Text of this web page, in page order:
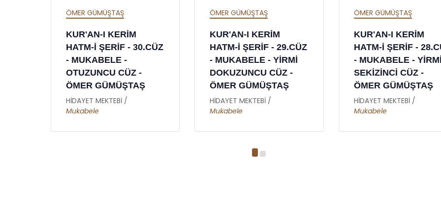
ÖMER GÜMÜŞTAŞ
KUR'AN-I KERİM
HATM-İ ŞERİF - 29.CÜZ
- MUKABELE - YİRMİ
DOKUZUNCU CÜZ -
ÖMER GÜMÜŞTAŞ
HİDAYET MEKTEBİ /
Mukabele
ÖMER GÜMÜŞTAŞ
KUR'AN-I KERİM
HATM-İ ŞERİF - 28.CÜZ
- MUKABELE - YİRMİ
SEKİZİNCİ CÜZ -
ÖMER GÜMÜŞTAŞ
HİDAYET MEKTEBİ /
Mukabele
ÖMER GÜMÜŞTAŞ
KUR'AN-I KERİM
HATM-İ ŞERİF -
- MUKABELE - YİRMİ
YEDİNCİ CÜZ - ÖMER
GÜMÜŞTAŞ
HİDAYET MEKTEBİ /
Mukabele